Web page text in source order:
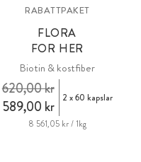
RABATTPAKET
FLORA
FOR HER
Biotin & kostfiber
589,00 kr
620,00 kr 2 x 60 kapslar
8 561,05 kr / 1kg